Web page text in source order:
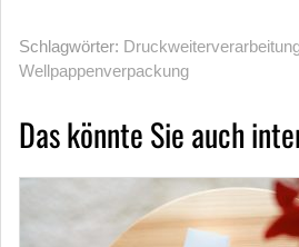
Schlagwörter:
Wellpappenverpackung
Das könnte Sie auch